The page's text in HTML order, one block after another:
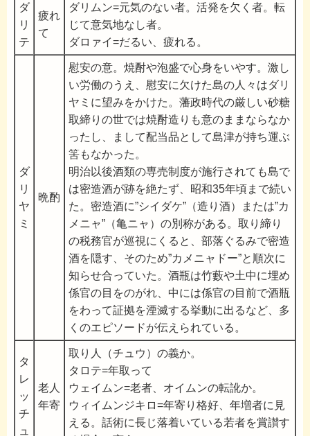
ダ
リ
テ
疲れ
て
ダリムン=元気のない者。活発を欠く者。転
じて意気地なし者。
ダロァイ=だるい、疲れる。
ダ
リ
ヤ
ミ
晩酌
慰安の意。焼酎や泡盛で心身をいやす。激し
い労働のうえ、慰安に欠けた島の人々はダリ
ヤミに望みをかけた。藩政時代の厳しい砂糖
取締りの世では焼酎造りも意のままならなか
ったし、まして配当品として島津が持ち運ぶ
筈もなかった。
明治以後酒類の専売制度が施行されても島で
は密造酒が跡を絶たず、昭和35年頃まで続い
た。密造酒に”シイダケ”（造り酒）または”カ
メニャ”（亀ニャ）の別称がある。取り締り
の税務官が巡視にくると、部落ぐるみで密造
酒を隠す、そのため”カメニャドー”と順次に
知らせ合っていた。酒瓶は竹藪や土中に埋め
係官の目をのがれ、中には係官の目前で酒瓶
をわって証拠を湮滅する挙動に出るなど、多
くのエピソードが伝えられている。
タ
レ
ッ
チ
ュ
老人
年寄
取り人（チュウ）の義か。
タロテ=年取って
ウェイムン=老者、オイムンの転訛か。
ウィイムンジキロ=年寄り格好、年増者に見
える。話術に長じ落着いている若者を賞讃す